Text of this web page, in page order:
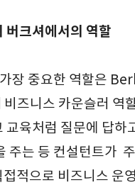
버크셔에서의 역할
장 중요한 역할은
비즈니스 카운슬러 역
교육처럼 질문에 답하
주는 등 컨설턴트가
적으로 비즈니스 운